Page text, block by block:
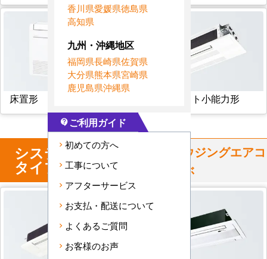
床置形 天井カセット小能力形
システムマルチ
タイプ
からハウジングエアコ
ンを選ぶ
香川県愛媛県徳島県
高知県
九州・沖縄地区
福岡県長崎県佐賀県
大分県熊本県宮崎県
鹿児島県沖縄県
contact_support ご利用ガイド
初めての方へ
工事について
アフターサービス
お支払・配送について
よくあるご質問
お客様のお声